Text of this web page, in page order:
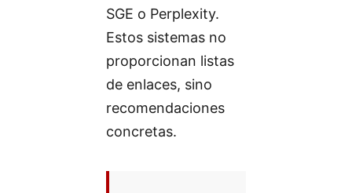
SGE o Perplexity.
Estos sistemas no
proporcionan listas
de enlaces, sino
recomendaciones
concretas.